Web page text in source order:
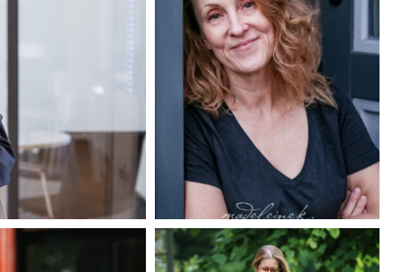
madeleinekrueger-
fotografie-